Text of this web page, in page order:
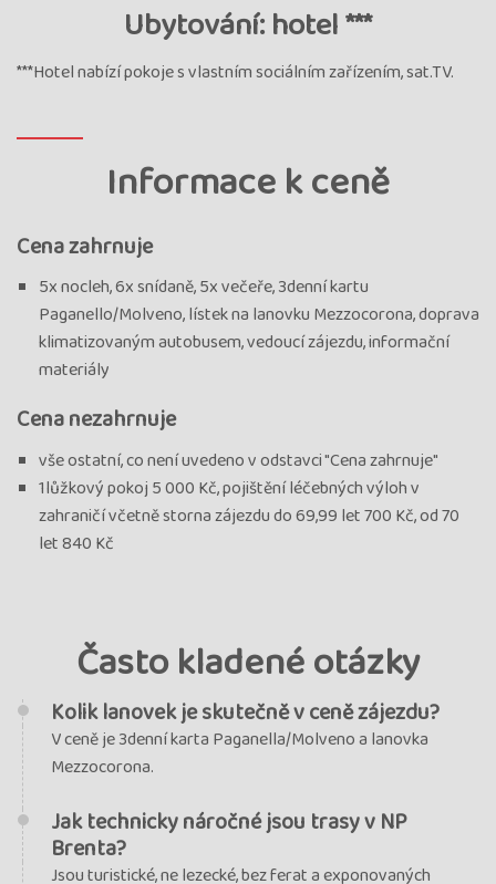
Ubytování: hotel ***
***Hotel nabízí pokoje s vlastním sociálním zařízením, sat.TV.
Informace k ceně
Cena zahrnuje
5x nocleh, 6x snídaně, 5x večeře, 3denní kartu
Paganello/Molveno, lístek na lanovku Mezzocorona, doprava
klimatizovaným autobusem, vedoucí zájezdu, informační
materiály
Cena nezahrnuje
vše ostatní, co není uvedeno v odstavci "Cena zahrnuje"
1lůžkový pokoj 5 000 Kč, pojištění léčebných výloh v
zahraničí včetně storna zájezdu do 69,99 let 700 Kč, od 70
let 840 Kč
Často kladené otázky
Kolik lanovek je skutečně v ceně zájezdu?
V ceně je 3denní karta Paganella/Molveno a lanovka
Mezzocorona.
Jak technicky náročné jsou trasy v NP
Brenta?
Jsou turistické, ne lezecké, bez ferat a exponovaných